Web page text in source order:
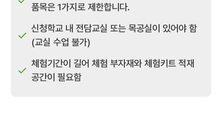
품목은 1가지로 제한합니다.
신청학교 내 전담교실 또는 목공실이 있어야 함
(교실 수업 불가)
체험기간이 길어 체험 부자재와 체험키트 적재
공간이 필요함